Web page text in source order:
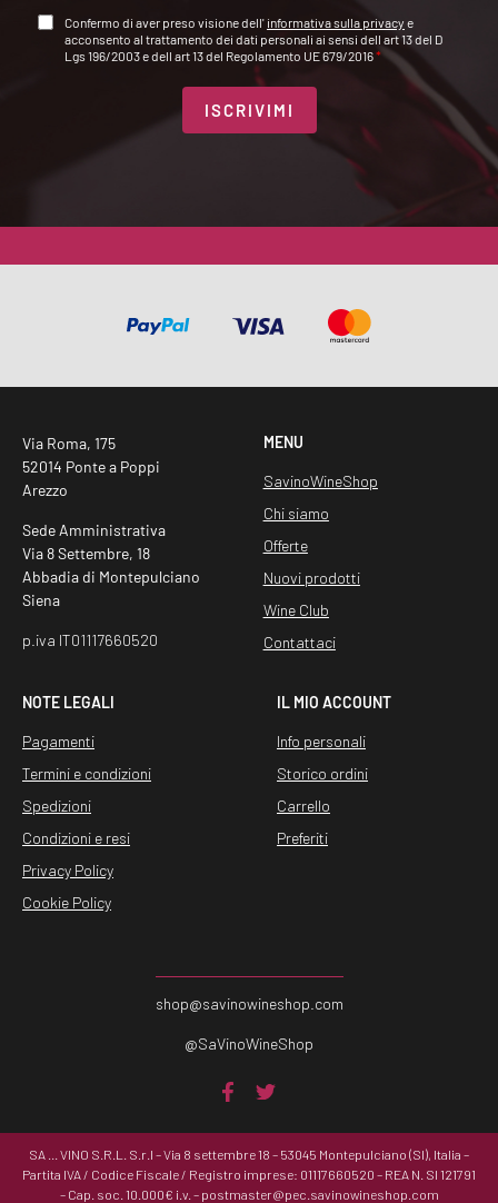
A
Confermo di aver preso visione dell' informativa sulla privacy e
acconsento al trattamento dei dati personali ai sensi dell art 13 del D
Lgs 196/2003 e dell art 13 del Regolamento UE 679/2016*
ISCRIVIMI
Via Roma, 175
52014 Ponte a Poppi
Arezzo
Sede Amministrativa
Via 8 Settembre, 18
Abbadia di Montepulciano
Siena
p.iva IT01117660520
MENU
SavinoWineShop
Chi siamo
Offerte
Nuovi prodotti
Wine Club
Contattaci
NOTE LEGALI
Pagamenti
Termini e condizioni
Spedizioni
Condizioni e resi
Privacy Policy
Cookie Policy
IL MIO ACCOUNT
Info personali
Storico ordini
Carrello
Preferiti
shop@savinowineshop.com
@SaVinoWineShop
SA … VINO S.R.L. S.r.l – Via 8 settembre 18 – 53045 Montepulciano (SI), Italia –
Partita IVA / Codice Fiscale / Registro imprese: 01117660520 – REA N. SI 121791
– Cap. soc. 10.000€ i.v. – postmaster@pec.savinowineshop.com